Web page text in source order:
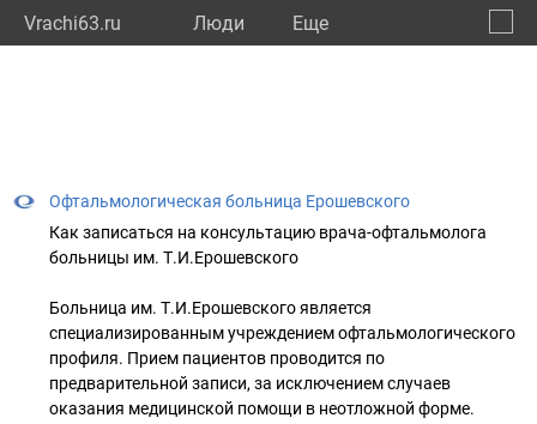
Vrachi63.ru Люди Eще
Офтальмологическая больница Ерошевского
Как записаться на консультацию врача-офтальмолога
больницы им. Т.И.Ерошевского
Больница им. Т.И.Ерошевского является
специализированным учреждением офтальмологического
профиля. Прием пациентов проводится по
предварительной записи, за исключением случаев
оказания медицинской помощи в неотложной форме.